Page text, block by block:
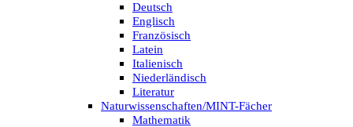
Deutsch
Englisch
Französisch
Latein
Italienisch
Niederländisch
Literatur
Naturwissenschaften/MINT-Fächer
Mathematik